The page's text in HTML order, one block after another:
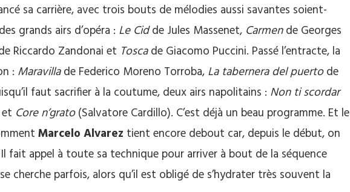
sa carrière, avec trois bouts de mélodies aussi savantes soient-
grands airs d’opéra : Le Cidde Jules Massenet, Carmende Georges
Riccardo Zandonai et Toscade Giacomo Puccini. Passé l’entracte, la
: Maravillade Federico Moreno Torroba, La tabernera del puertode
faut sacrifier à la coutume, deux airs napolitains : Non ti scordar
Core n’grato(Salvatore Cardillo). C’est déjà un beau programme. Et le
Marcelo Alvarez tient encore debout car, depuis le début, on
fait appel à toute sa technique pour arriver à bout de la séquence
cherche parfois, alors qu’il est obligé de s’hydrater très souvent la